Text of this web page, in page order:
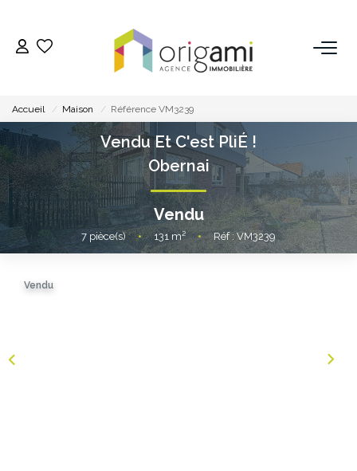
ACHETER
LOUER
VENDRE
Accueil Maison Référence VM3239
Vendu Et C'est PliÉ !
Obernai
Vendu
7 pièce(s) • 131 m² • Réf : VM3239
Vendu